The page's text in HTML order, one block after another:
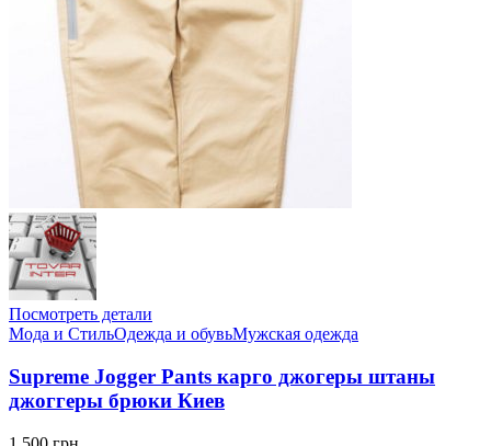
Посмотреть детали
Мода и СтильОдежда и обувьМужская одежда
Supreme Jogger Pants карго джогеры штаны
джоггеры брюки Киев